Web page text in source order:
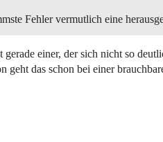
Fehler vermutlich eine
gerade einer, der sich nicht so
geht das schon bei einer